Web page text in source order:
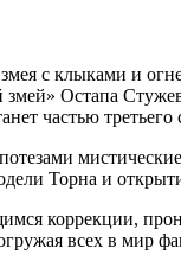
с клыками и
змей» Остапа
частью
Торна и
коррекции,
всех в мир